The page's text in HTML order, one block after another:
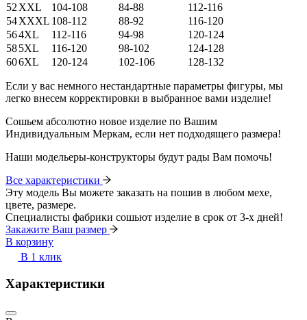
52 XXL 104-108 84-88
112-116
54XXXL 108-112 88-92
116-120
564XL 112-116 94-98
120-124
585XL 116-120 98-102
124-128
606XL 120-124 102-106 128-132
Если у вас немного нестандартные параметры фигуры, мы
легко внесем корректировки в выбранное вами изделие!
Сошьем абсолютно новое изделие по Вашим
Индивидуальным Меркам, если нет подходящего размера!
Наши модельеры-конструкторы будут рады Вам помочь!
Все характеристики
Эту модель Вы можете заказать на пошив в любом мехе,
цвете, размере.
Специалисты фабрики сошьют изделие в срок от 3-х дней!
Закажите Ваш размер
В корзину
В 1 клик
Характеристики